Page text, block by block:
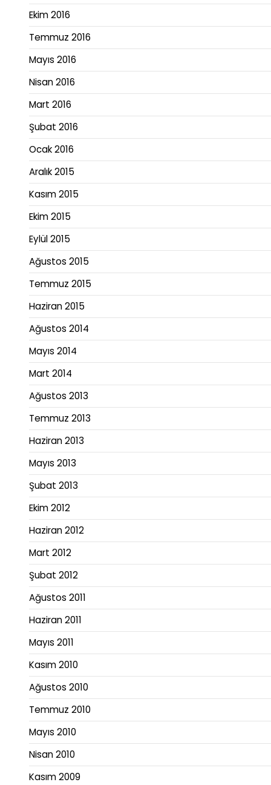
Ekim 2016
Temmuz 2016
Mayıs 2016
Nisan 2016
Mart 2016
Şubat 2016
Ocak 2016
Aralık 2015
Kasım 2015
Ekim 2015
Eylül 2015
Ağustos 2015
Temmuz 2015
Haziran 2015
Ağustos 2014
Mayıs 2014
Mart 2014
Ağustos 2013
Temmuz 2013
Haziran 2013
Mayıs 2013
Şubat 2013
Ekim 2012
Haziran 2012
Mart 2012
Şubat 2012
Ağustos 2011
Haziran 2011
Mayıs 2011
Kasım 2010
Ağustos 2010
Temmuz 2010
Mayıs 2010
Nisan 2010
Kasım 2009